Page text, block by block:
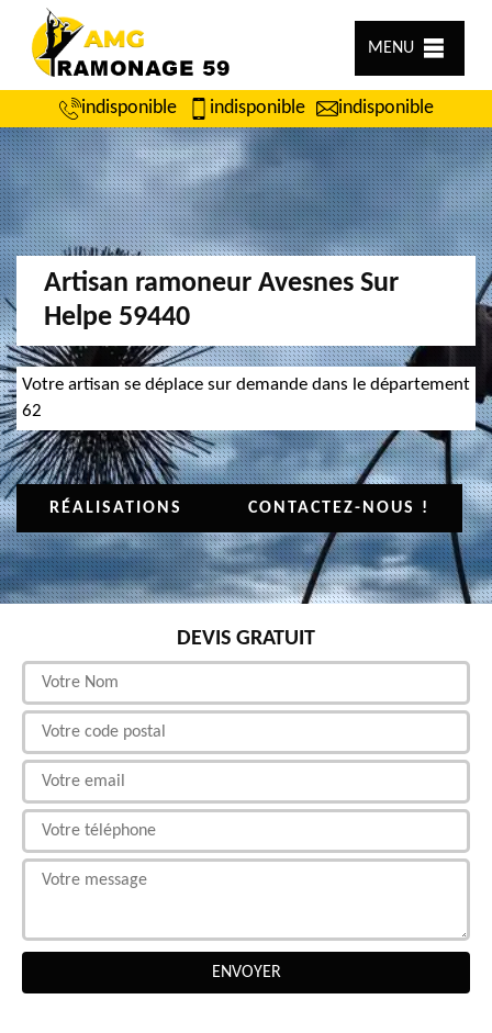
MENU
indisponible indisponible indisponible
Artisan ramoneur Avesnes Sur
Helpe 59440
Votre artisan se déplace sur demande dans le département
62
RÉALISATIONS CONTACTEZ-NOUS !
DEVIS GRATUIT